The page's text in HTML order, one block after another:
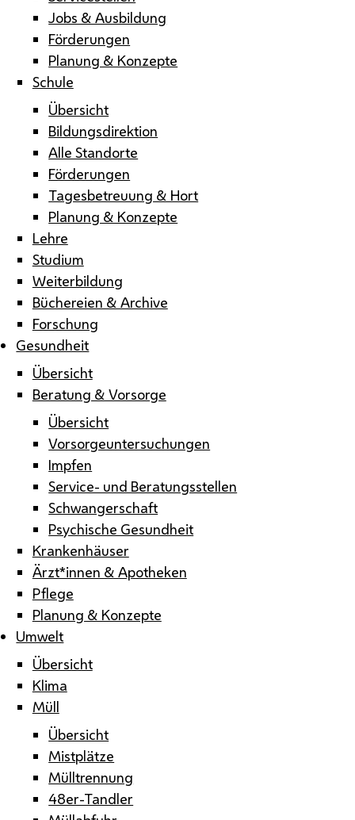
Jobs & Ausbildung
Förderungen
Planung & Konzepte
Schule
Übersicht
Bildungsdirektion
Alle Standorte
Förderungen
Tagesbetreuung & Hort
Planung & Konzepte
Lehre
Studium
Weiterbildung
Büchereien & Archive
Forschung
Gesundheit
Übersicht
Beratung & Vorsorge
Übersicht
Vorsorgeuntersuchungen
Impfen
Service- und Beratungsstellen
Schwangerschaft
Psychische Gesundheit
Krankenhäuser
Ärzt*innen & Apotheken
Pflege
Planung & Konzepte
Umwelt
Übersicht
Klima
Müll
Übersicht
Mistplätze
Mülltrennung
48er-Tandler